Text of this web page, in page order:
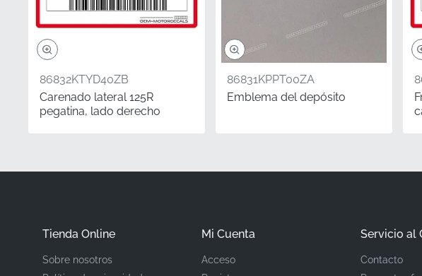
Ubicación de montaje
Tipo
Material
mantener el pedigrí de las motocicletas
¿Sabías que?
Solución sencilla para burbujas de aire.
86832KTYD40ZB
Carenado lateral 125R
pegatina, lado derecho
86831KPPT00ZA
Emblema del depósito
Tienda Online
Sobre nosotros
Mi Cuenta
Acceso
Servicio al
Contacto